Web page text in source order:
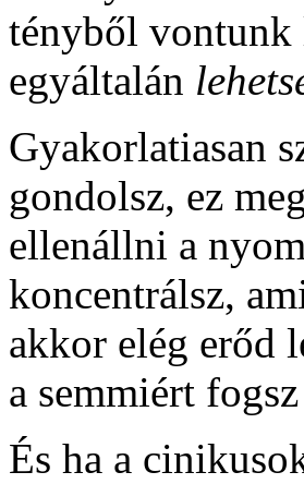
tényből vontunk
egyáltalán
Gyakorlatiasan
gondolsz, ez
ellenállni a
koncentrálsz,
akkor elég erőd
a semmiért
És ha a